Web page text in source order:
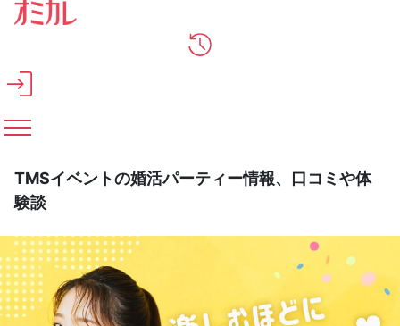
メインコンテンツへスキップ
TMSイベントの婚活パーティー情報、口コミや体
験談